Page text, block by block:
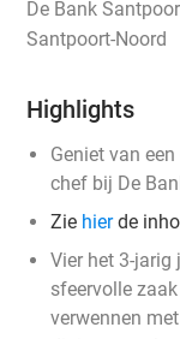
De Bank
Santpoort-Noord
Highlights
Geniet van
chef bij De
Zie hierde
Vier het 3-jarig
sfeervolle
verwennen